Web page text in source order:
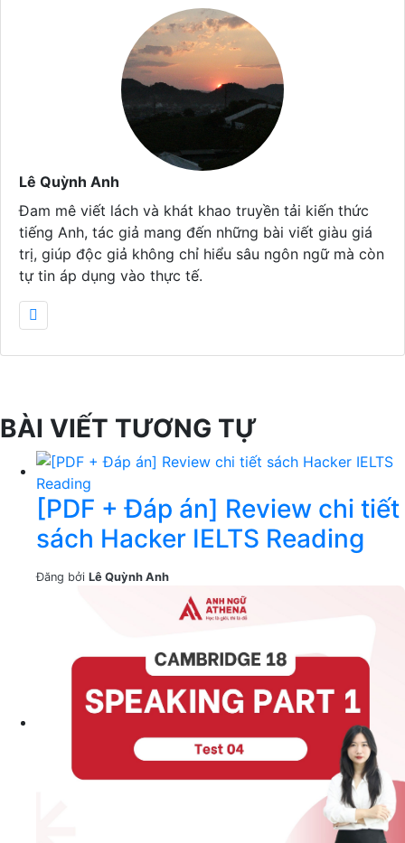
Lê Quỳnh Anh
Đam mê viết lách và khát khao truyền tải kiến thức
tiếng Anh, tác giả mang đến những bài viết giàu giá
trị, giúp độc giả không chỉ hiểu sâu ngôn ngữ mà còn
tự tin áp dụng vào thực tế.
BÀI VIẾT TƯƠNG TỰ
[PDF + Đáp án] Review chi tiết
sách Hacker IELTS Reading
Đăng bởi Lê Quỳnh Anh